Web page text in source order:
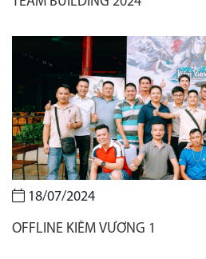
18/07/2024
OFFLINE KIẾM VƯƠNG 1